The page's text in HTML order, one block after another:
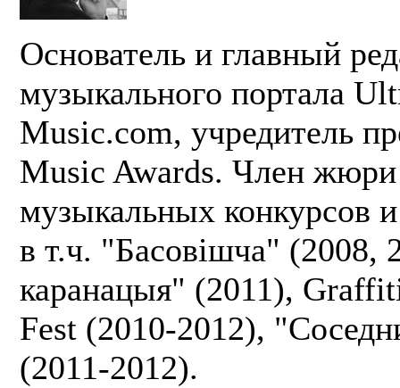
Основатель и главный
музыкального портала
Music.com, учредитель
Music Awards. Член жюри
музыкальных конкурсов
в т.ч. "Басовішча" (2008,
каранацыя" (2011),
Fest (2010-2012),
(2011-2012).